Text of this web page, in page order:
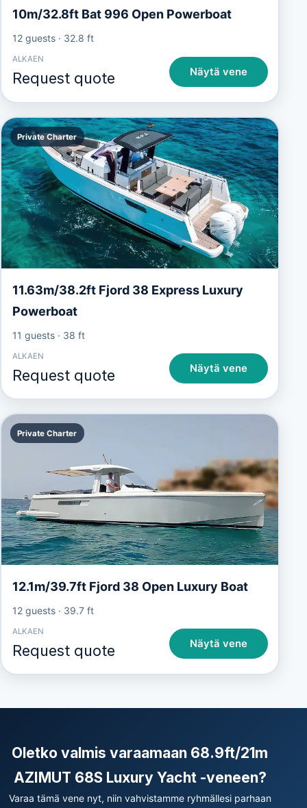
10m/32.8ft Bat 996 Open Powerboat
12 guests· 32.8 ft
ALKAEN
Request quote Näytä vene
Private Charter
11.63m/38.2ft Fjord 38 Express Luxury
Powerboat
11 guests· 38 ft
ALKAEN
Request quote Näytä vene
Private Charter
12.1m/39.7ft Fjord 38 Open Luxury Boat
12 guests· 39.7 ft
ALKAEN
Request quote Näytä vene
Oletko valmis varaamaan 68.9ft/21m
AZIMUT 68S Luxury Yacht -veneen?
Varaa tämä vene nyt, niin vahvistamme ryhmällesi parhaan